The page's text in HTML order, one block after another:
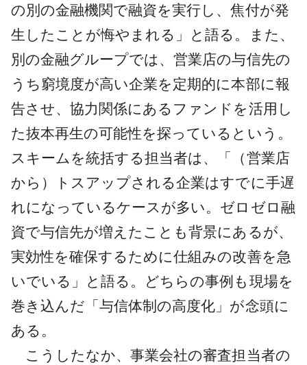
の別の金融機関で融資を実行し、焦付が発
生したことが悔やまれる」と語る。また、
別の金融グループでは、営業店の与信先の
うち窮境度が高い企業を定期的に本部に報
告させ、協力関係にあるファンドを活用し
た抜本再生の可能性を探っているという。
スキームを統括する担当者は、「（営業店
から）トスアップされる企業はすでに手遅
れになっているケースが多い。ゼロゼロ融
資で与信先が増えたことも背景にあるが、
実効性を確保するために仕組みの改善を急
いでいる」と語る。どちらの事例も現場を
巻き込んだ「与信体制の高度化」が念頭に
ある。
こうしたなか、事業会社の審査担当者の